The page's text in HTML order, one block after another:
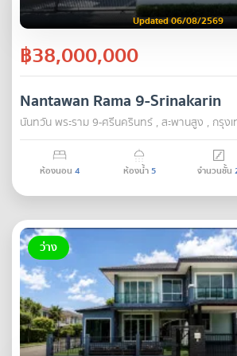
Updated 06/08/2569
฿38,000,000
Nantawan Rama 9-Srinakarin
นันทวัน พระราม 9-ศรีนครินทร์ , สะพานสูง , กรุง
ห้องนอน 4 ห้องน้ำ5 จำนวนชั้น
ว่าง